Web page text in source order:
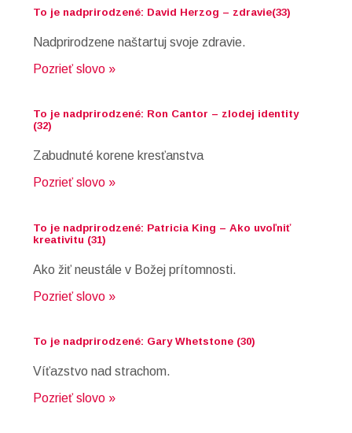
To je nadprirodzené: David Herzog – zdravie(33)
Nadprirodzene naštartuj svoje zdravie.
Pozrieť slovo »
To je nadprirodzené: Ron Cantor – zlodej identity
(32)
Zabudnuté korene kresťanstva
Pozrieť slovo »
To je nadprirodzené: Patricia King – Ako uvoľniť
kreativitu (31)
Ako žiť neustále v Božej prítomnosti.
Pozrieť slovo »
To je nadprirodzené: Gary Whetstone (30)
Víťazstvo nad strachom.
Pozrieť slovo »